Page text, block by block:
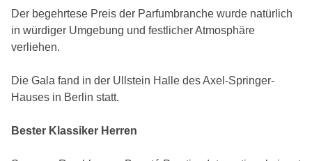
Der begehrtese Preis der Parfumbranche wurde natürlich
in würdiger Umgebung und festlicher Atmosphäre
verliehen.
Die Gala fand in der Ullstein Halle des Axel-Springer-
Hauses in Berlin statt.
Bester Klassiker Herren